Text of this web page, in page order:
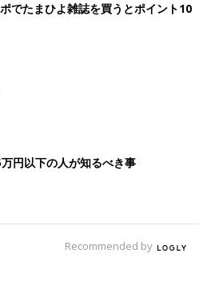
でたまひよ雑誌を買うとポイント10
円以下の人が知るべき事
Recommended by